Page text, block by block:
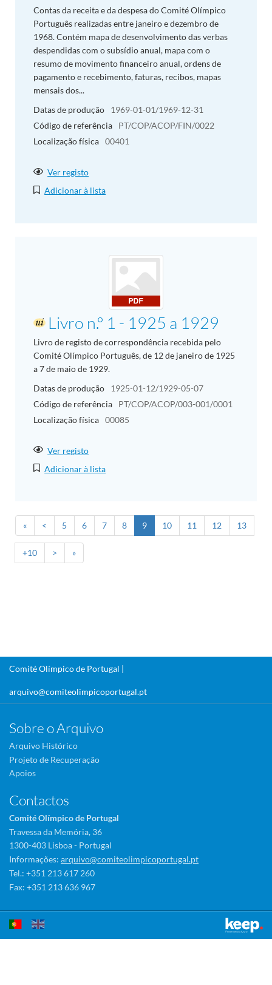
Contas da receita e da despesa do Comité Olímpico
Português realizadas entre janeiro e dezembro de
1968. Contém mapa de desenvolvimento das verbas
despendidas com o subsídio anual, mapa com o
resumo de movimento financeiro anual, ordens de
pagamento e recebimento, faturas, recibos, mapas
mensais dos...
Datas de produção
1969-01-01/1969-12-31
Código de referência
PT/COP/ACOP/FIN/0022
Localização física 00401
Ver registo
Adicionar à lista
Livro n.º 1 - 1925 a 1929
Livro de registo de correspondência recebida pelo
Comité Olímpico Português, de 12 de janeiro de 1925
a 7 de maio de 1929.
Datas de produção
1925-01-12/1929-05-07
Código de referência
PT/COP/ACOP/003-001/0001
Localização física 00085
Ver registo
Adicionar à lista
« < 5 6 7 8 9 10 11 12 13
+10 > »
Comité Olímpico de Portugal |
arquivo@comiteolimpicoportugal.pt
Sobre o Arquivo
Arquivo Histórico
Projeto de Recuperação
Apoios
Contactos
Comité Olímpico de Portugal
Travessa da Memória, 36
1300-403 Lisboa - Portugal
Informações: arquivo@comiteolimpicoportugal.pt
Tel.: +351 213 617 260
Fax: +351 213 636 967